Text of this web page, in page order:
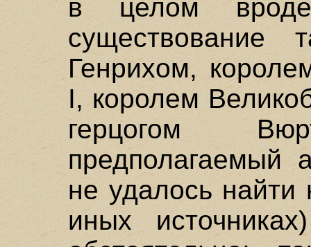
в целом
существование
Генрихом,
I, королем
герцогом
предполагаемый
не удалось найти
иных